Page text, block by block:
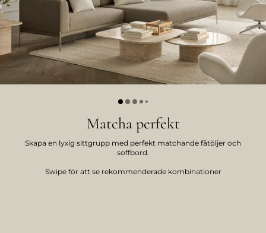
Matcha perfekt
Skapa en lyxig sittgrupp med perfekt matchande fåtöljer och
soffbord.
Swipe för att se rekommenderade kombinationer